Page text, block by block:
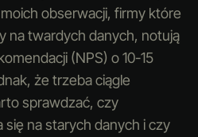
obserwacji, firmy które
na twardych danych, notują
(NPS) o 10-15
że trzeba ciągle
sprawdzać, czy
na starych danych i czy